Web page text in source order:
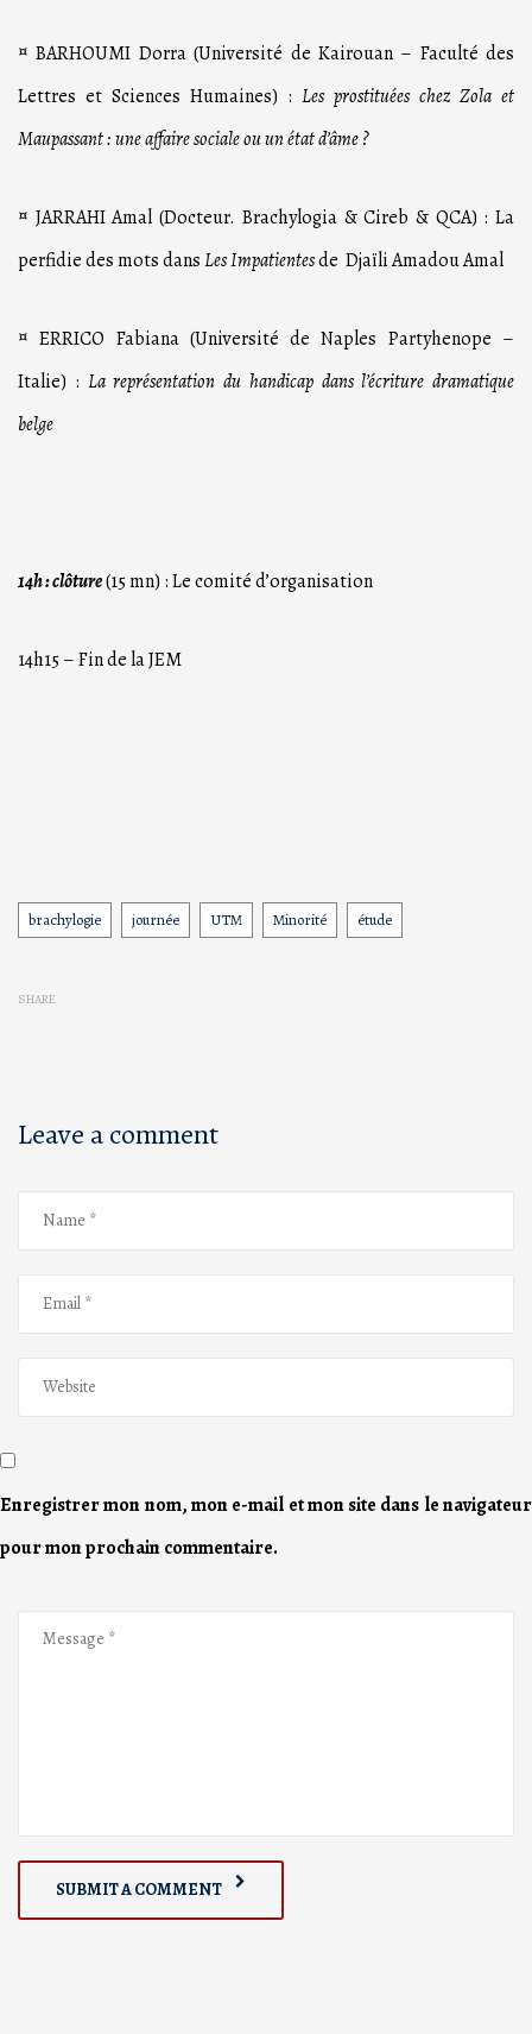
¤ BARHOUMI Dorra (Université de Kairouan – Faculté des
Lettres et Sciences Humaines) : Les prostituées chez Zola et
Maupassant : une affaire sociale ou un état d’âme ?
¤ JARRAHI Amal (Docteur. Brachylogia & Cireb & QCA) : La
perfidie des mots dansLes Impatientesde Djaïli Amadou Amal
¤ ERRICO Fabiana (Université de Naples Partyhenope –
Italie) : La représentation du handicap dans l’écriture dramatique
belge
14h : clôture(15 mn) : Le comité d’organisation
14h15 – Fin de la JEM
Tags
brachylogie journée UTM Minorité étude
SHARE
Leave a comment
Enregistrer mon nom, mon e-mail et mon site dans le navigateur
pour mon prochain commentaire.
SUBMIT A COMMENT